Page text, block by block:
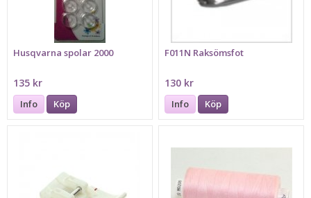
Husqvarna spolar 2000
135 kr
Info Köp
F011N Raksömsfot
130 kr
Info Köp